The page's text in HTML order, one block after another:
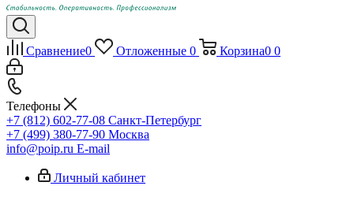
Сравнение0 Отложенные 0 Корзина0 0
Телефоны
+7 (812) 602-77-08 Санкт-Петербург
+7 (499) 380-77-90 Москва
info@poip.ru E-mail
Личный кабинет